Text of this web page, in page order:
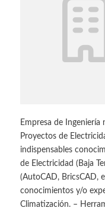
Empresa de Ingeniería
Proyectos de
indispensables
de Electricidad (Baja
(AutoCAD, BricsCAD,
conocimientos y/o
Climatización. –